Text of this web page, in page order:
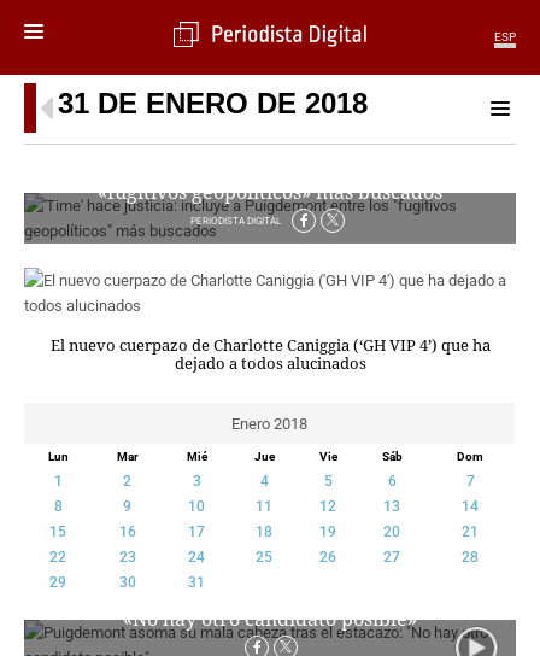
ESP
MENÚ
SECCIONES
MUNDO
PERIODISMO
ECONOMÍA
DEPORTES
GENTE
MAGAZINE
OTRAS WEBS
CRIMEN Y CASTIGO
RELIGION
31 DE ENERO DE 2018
«fugitivos geopolíticos» más buscados
PERIODISTA DIGITAL
El nuevo cuerpazo de Charlotte Caniggia (‘GH VIP 4’) que ha
dejado a todos alucinados
Enero 2018
Lun Mar Mié Jue Vie Sáb Dom
1 2 3 4 5 6
7
8
9 10 11 12 13
14
15
16 17 18 19 20
21
22
23 24 25 26 27
28
29
30 31
«No hay otro candidato posible»